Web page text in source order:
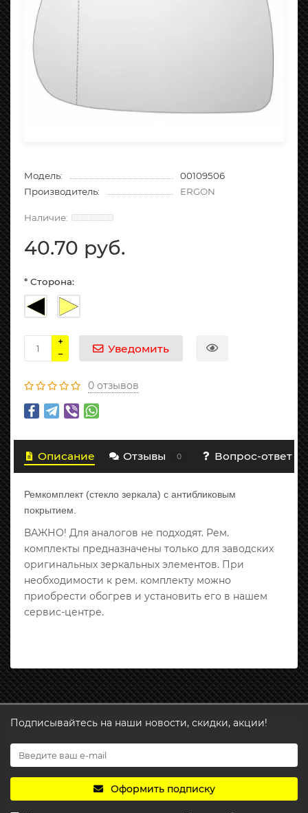
Модель:
00109506
Производитель:
ERGON
40.70 руб.
* Сторона:
Уведомить
0 отзывов
Описание Отзывы 0 Вопрос-ответ 0
Ремкомплект (стекло зеркала) с антибликовым
покрытием.
ВАЖНО! Для аналогов не подходят. Рем.
комплекты предназначены только для заводских
оригинальных зеркальных элементов. При
необходимости к рем. комплекту можно
приобрести обогрев и установить его в нашем
сервис-центре.
Подписывайтесь на наши новости, скидки, акции!
Оформить подписку